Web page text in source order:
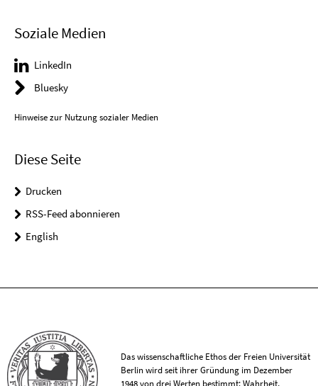
Soziale Medien
LinkedIn
Bluesky
Hinweise zur Nutzung sozialer Medien
Diese Seite
Drucken
RSS-Feed abonnieren
English
Das wissenschaftliche Ethos der Freien Universität
Berlin wird seit ihrer Gründung im Dezember
1948 von drei Werten bestimmt: Wahrheit,